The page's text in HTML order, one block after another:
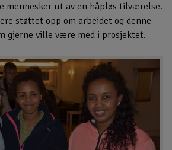
mennesker ut av en håpløs tilværelse.
støttet opp om arbeidet og denne
gjerne ville være med i prosjektet.